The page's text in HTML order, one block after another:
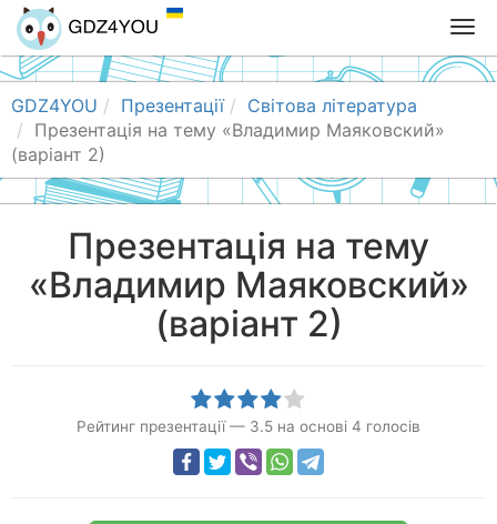
T
o
g
n
a
g
a
GDZ4YOU Презентації
Світова література
Презентація на тему «Владимир Маяковский»
(варіант 2)
Презентація на тему
«Владимир Маяковский»
(варіант 2)
Рейтинг презентації — 3.5 на основі 4 голосів